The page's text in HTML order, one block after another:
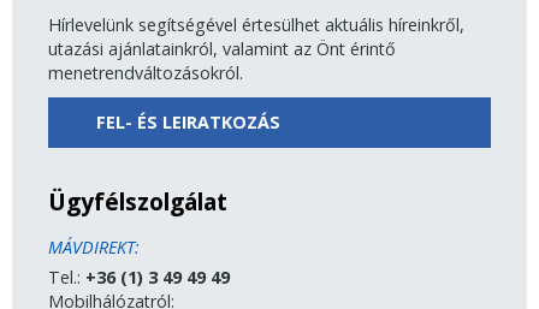
Hírlevelünk segítségével értesülhet aktuális híreinkről,
utazási ajánlatainkról, valamint az Önt érintő
menetrendváltozásokról.
FEL- ÉS LEIRATKOZÁS
Ügyfélszolgálat
MÁVDIREKT:
Tel.: +36 (1) 3 49 49 49
Mobilhálózatról: